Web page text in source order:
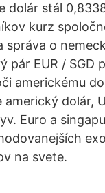
dolár stál
kurz
správa o
pár EUR / SGD
americkému
americký dolár,
Euro a
na svete.